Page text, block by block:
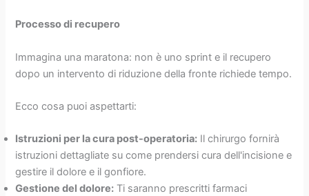
Processo di recupero
Immagina una maratona: non è uno sprint e il recupero
dopo un intervento di riduzione della fronte richiede tempo.
Ecco cosa puoi aspettarti:
Istruzioni per la cura post-operatoria: Il chirurgo fornirà
istruzioni dettagliate su come prendersi cura dell'incisione e
gestire il dolore e il gonfiore.
Gestione del dolore: Ti saranno prescritti farmaci